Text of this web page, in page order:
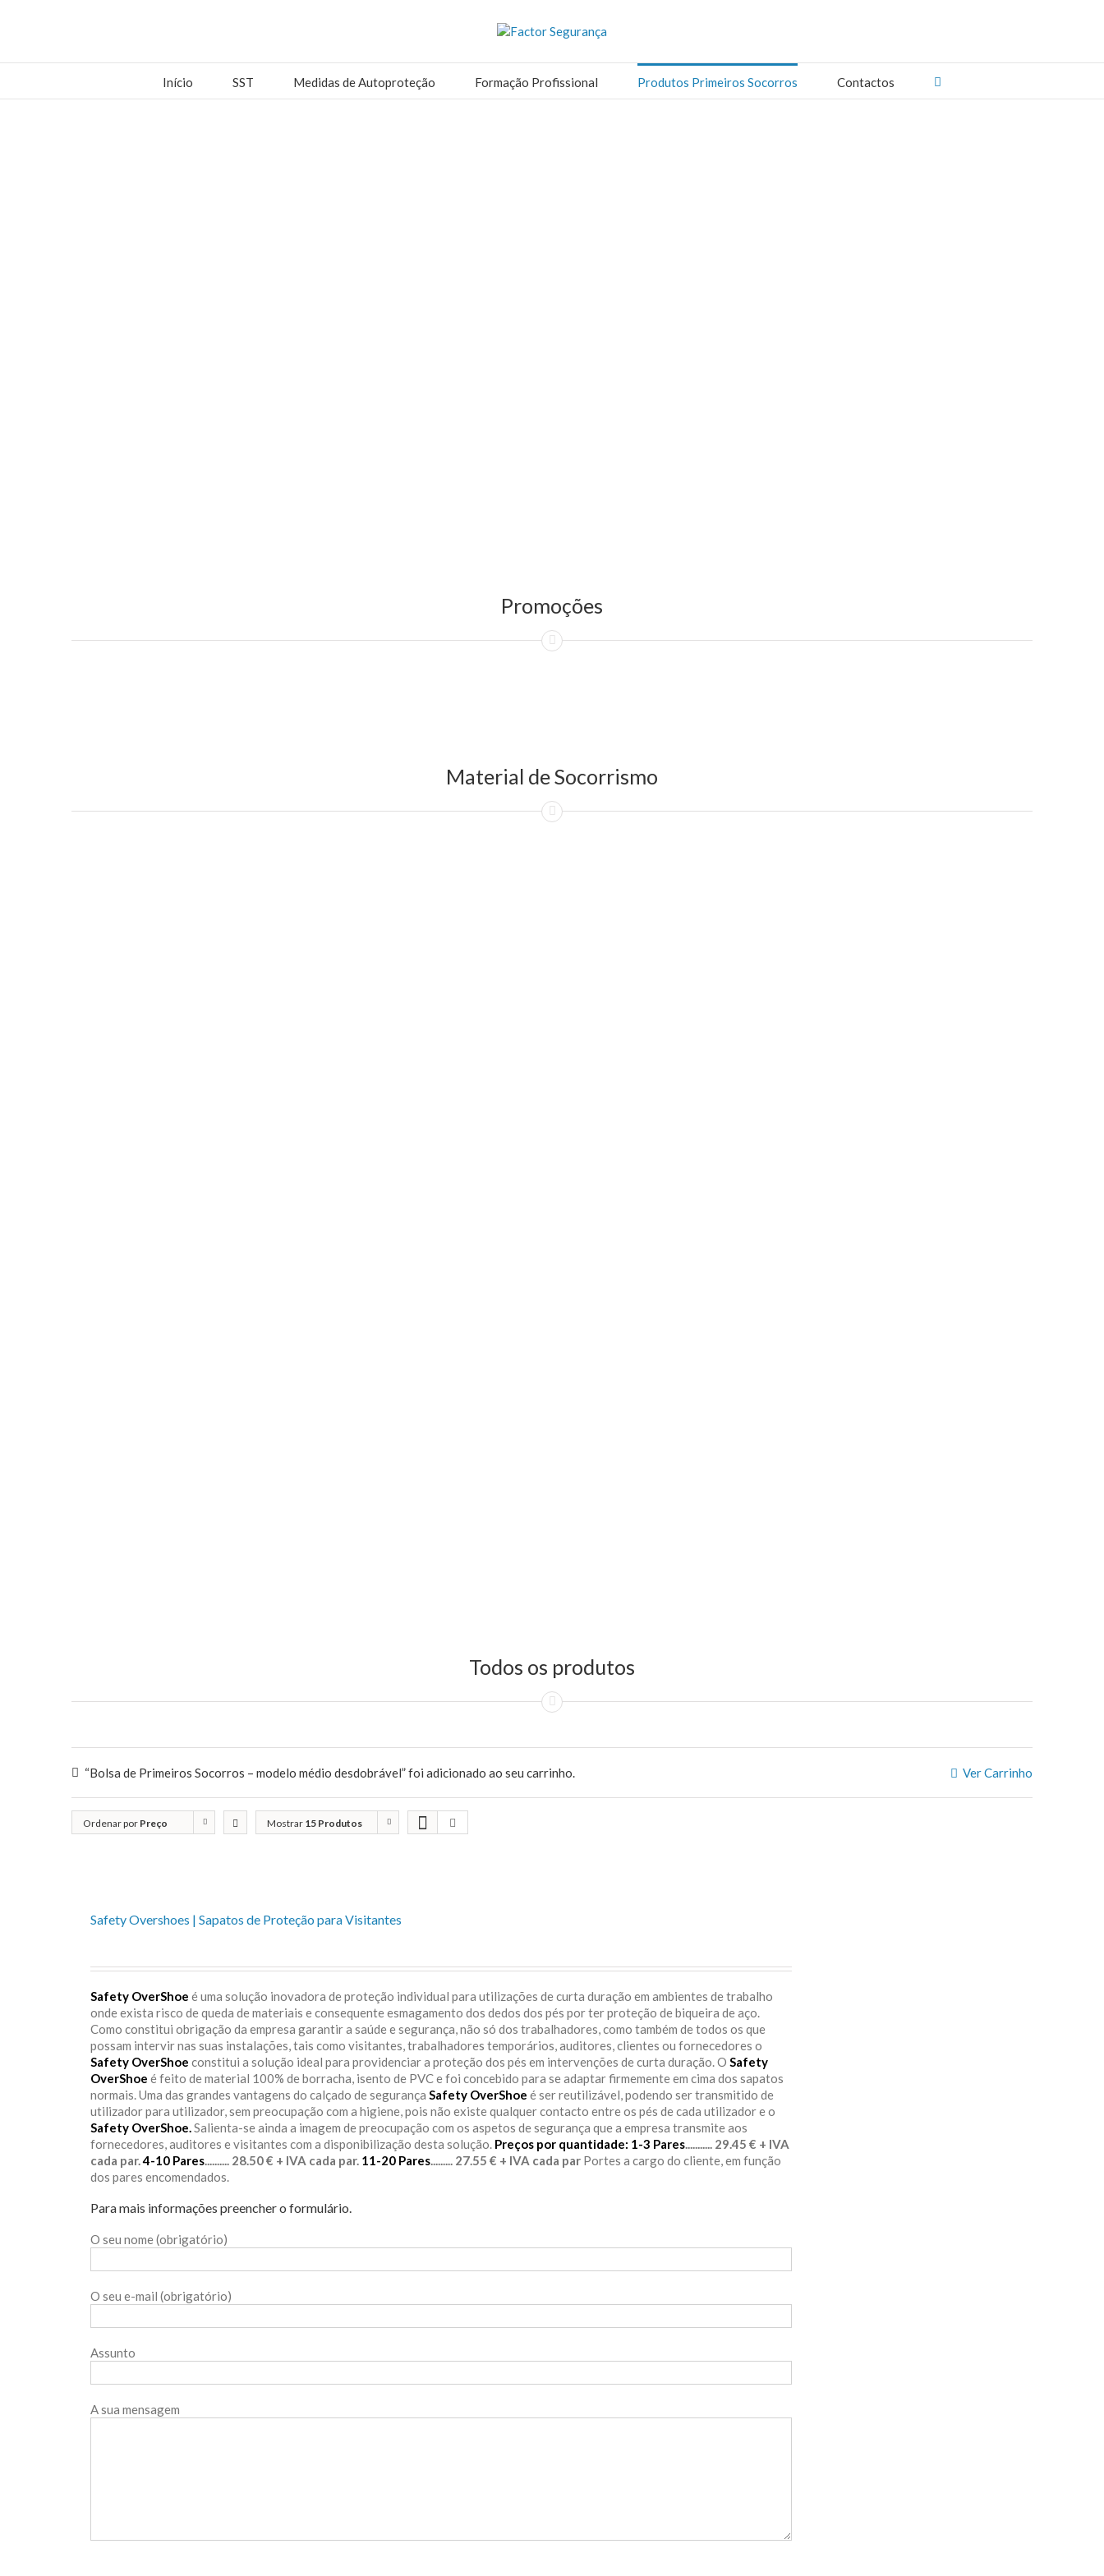
Início SST Medidas de Autoproteção Formação Profissional Produtos Primeiros Socorros Contactos
Promoções
Material de Socorrismo
Todos os produtos
Ver Carrinho
“Bolsa de Primeiros Socorros – modelo médio desdobrável” foi adicionado ao seu carrinho.
Ordenar por Preço Mostrar 15 Produtos
Safety Overshoes | Sapatos de Proteção para Visitantes
Safety OverShoe é uma solução inovadora de proteção individual para utilizações de curta duração em ambientes de trabalho
onde exista risco de queda de materiais e consequente esmagamento dos dedos dos pés por ter proteção de biqueira de aço.
Como constitui obrigação da empresa garantir a saúde e segurança, não só dos trabalhadores, como também de todos os que
possam intervir nas suas instalações, tais como visitantes, trabalhadores temporários, auditores, clientes ou fornecedores o
Safety OverShoe constitui a solução ideal para providenciar a proteção dos pés em intervenções de curta duração. O Safety
OverShoe é feito de material 100% de borracha, isento de PVC e foi concebido para se adaptar firmemente em cima dos sapatos
normais. Uma das grandes vantagens do calçado de segurança Safety OverShoe é ser reutilizável, podendo ser transmitido de
utilizador para utilizador, sem preocupação com a higiene, pois não existe qualquer contacto entre os pés de cada utilizador e o
Safety OverShoe. Salienta-se ainda a imagem de preocupação com os aspetos de segurança que a empresa transmite aos
fornecedores, auditores e visitantes com a disponibilização desta solução. Preços por quantidade: 1-3 Pares ........... 29.45 € + IVA
cada par. 4-10 Pares .......... 28.50 € + IVA cada par. 11-20 Pares ......... 27.55 € + IVA cada par Portes a cargo do cliente, em função
dos pares encomendados.
Para mais informações preencher o formulário.
O seu nome (obrigatório)
O seu e-mail (obrigatório)
Assunto
A sua mensagem